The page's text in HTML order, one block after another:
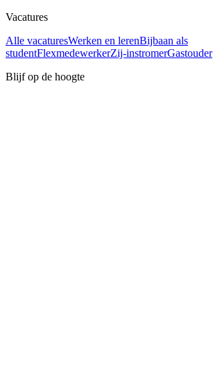
Vacatures
Alle vacaturesWerken en lerenBijbaan als
studentFlexmedewerkerZij-instromerGastouder
Blijf op de hoogte